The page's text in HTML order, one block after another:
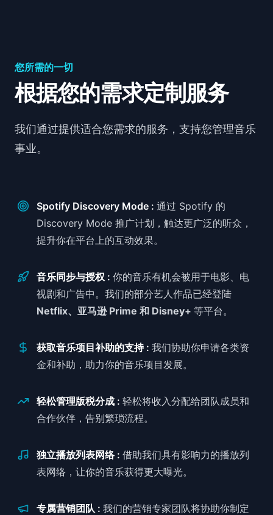
您所需的一切
根据您的需求定制服务
我们通过提供适合您需求的服务，支持您管理音乐
事业。
Spotify Discovery Mode : 通过 Spotify 的
Discovery Mode 推广计划，触达更广泛的听众，
提升你在平台上的互动效果。
音乐同步与授权 : 你的音乐有机会被用于电影、电
视剧和广告中。我们的部分艺人作品已经登陆
Netflix、亚马逊 Prime 和 Disney+ 等平台。
获取音乐项目补助的支持 : 我们协助你申请各类资
金和补助，助力你的音乐项目发展。
轻松管理版税分成 : 轻松将收入分配给团队成员和
合作伙伴，告别繁琐流程。
独立播放列表网络 : 借助我们具有影响力的播放列
表网络，让你的音乐获得更大曝光。
专属营销团队 : 我们的营销专家团队将协助你制定